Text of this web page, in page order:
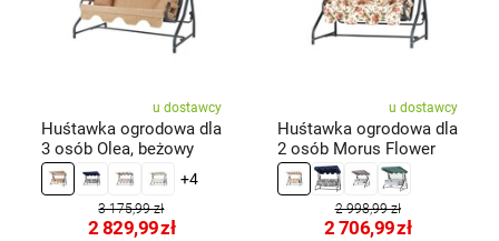
u dostawcy
Huśtawka ogrodowa dla
3 osób Olea, beżowy
+4
3 175,99 zł
2 829,99zł
u dostawcy
Huśtawka ogrodowa dla
2 osób Morus Flower
2 998,99 zł
2 706,99zł